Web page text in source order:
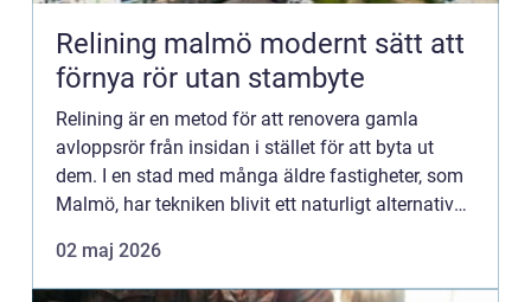
Relining malmö modernt sätt att
förnya rör utan stambyte
Relining är en metod för att renovera gamla
avloppsrör från insidan i stället för att byta ut
dem. I en stad med många äldre fastigheter, som
Malmö, har tekniken blivit ett naturligt alternativ
att rör...
02 maj 2026